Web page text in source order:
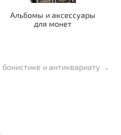
Альбомы и аксессуары
для монет
и антиквариату